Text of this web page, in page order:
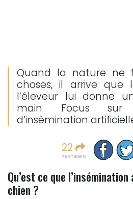
Quand la nature ne
choses, il arrive que
l’éleveur lui donne
main. Focus sur
d’insémination
22
PARTAGES
Partager
Qu’est ce que
chien ?